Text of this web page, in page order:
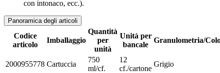
con intonaco, ecc.).
Panoramica degli articoli
Codice
articolo
Imballaggio
Quantità
per
unità
Unità per
bancale
Granulometria/
2000955778 Cartuccia
750
ml/cf.
12
cf./cartone
Grigio